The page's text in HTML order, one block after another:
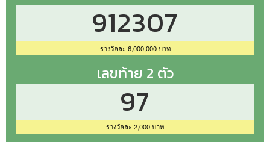
912307
รางวัลละ 6,000,000 บาท
เลขท้าย 2 ตัว
97
รางวัลละ 2,000 บาท